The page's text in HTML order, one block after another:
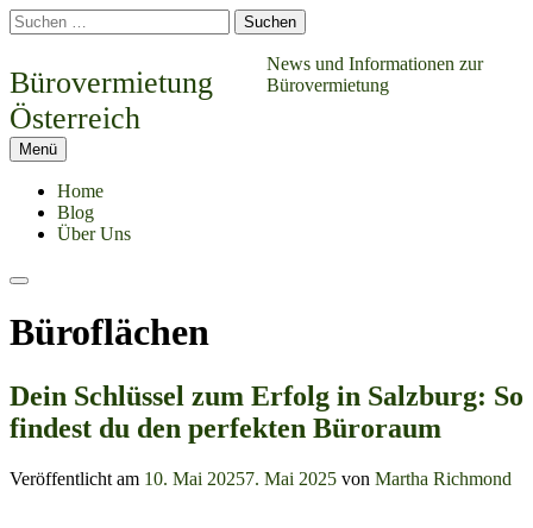
Springe
zum
Suchen
nach:
Bürovermietung
Österreich
News und Informationen zur
Bürovermietung
Menü
Home
Blog
Über Uns
Suchen
Büroflächen
Dein Schlüssel zum Erfolg in Salzburg: So
findest du den perfekten Büroraum
Veröffentlicht am 10. Mai 20257. Mai 2025 von Martha Richmond